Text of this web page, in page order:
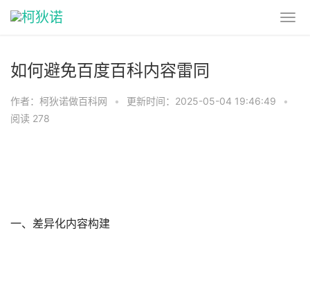
如何避免百度百科内容雷同
作者：柯狄诺做百科网 • 更新时间：2025-05-04 19:46:49
•
阅读 278
一、差异化内容构建